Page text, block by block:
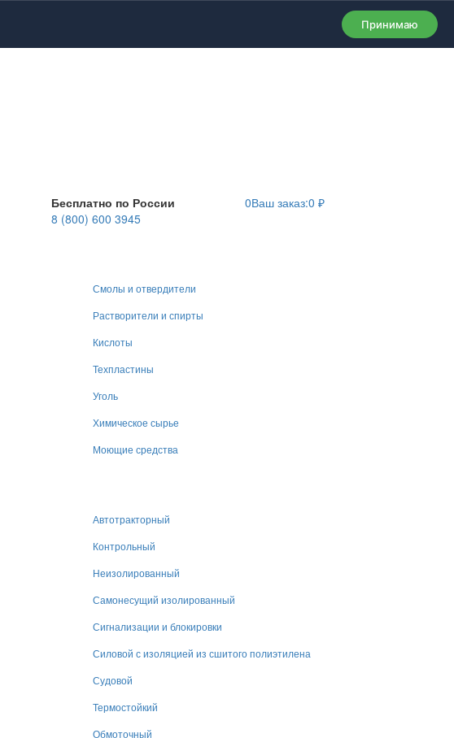
Принимаю
Бесплатно по России
8 (800) 600 3945
0Ваш заказ:0 ₽
Смолы и отвердители
Растворители и спирты
Кислоты
Техпластины
Уголь
Химическое сырье
Моющие средства
Автотракторный
Контрольный
Неизолированный
Самонесущий изолированный
Сигнализации и блокировки
Силовой с изоляцией из сшитого полиэтилена
Судовой
Термостойкий
Обмоточный